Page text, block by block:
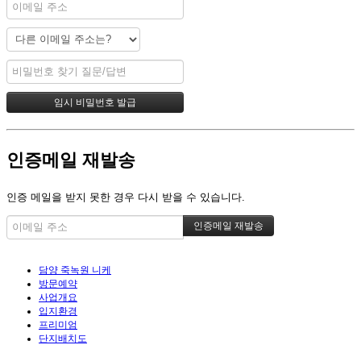
인증메일 재발송
인증 메일을 받지 못한 경우 다시 받을 수 있습니다.
담양 죽녹원 니케
방문예약
사업개요
입지환경
프리미엄
단지배치도